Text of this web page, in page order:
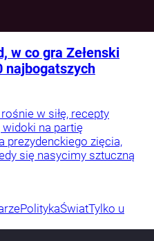
w co gra Zełenski
najbogatszych
w siłę, recepty
na partię
prezydenckiego zięcia,
się nasycimy sztuczną
PolitykaŚwiatTylko u